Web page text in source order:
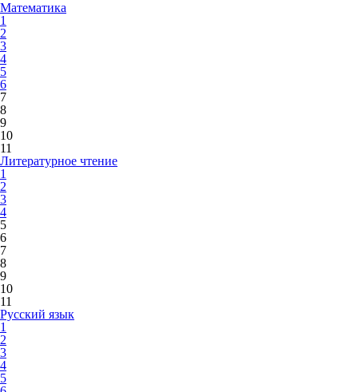
Математика
1
2
3
4
5
6
7
8
9
10
11
Литературное чтение
1
2
3
4
5
6
7
8
9
10
11
Русский язык
1
2
3
4
5